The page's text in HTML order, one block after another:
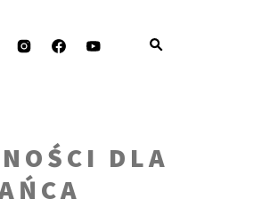
YOUTUBE
FACEBOOK
INSTAGRAM
DLA